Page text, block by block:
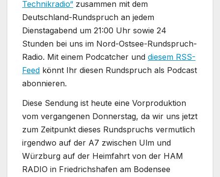
Technikradio“ zusammen mit dem
Deutschland-Rundspruch an jedem
Dienstagabend um 21:00 Uhr sowie 24
Stunden bei uns im Nord-Ostsee-Rundspruch-
Radio. Mit einem Podcatcher und diesem RSS-
Feed könnt Ihr diesen Rundspruch als Podcast
abonnieren.
Diese Sendung ist heute eine Vorproduktion
vom vergangenen Donnerstag, da wir uns jetzt
zum Zeitpunkt dieses Rundspruchs vermutlich
irgendwo auf der A7 zwischen Ulm und
Würzburg auf der Heimfahrt von der HAM
RADIO in Friedrichshafen am Bodensee